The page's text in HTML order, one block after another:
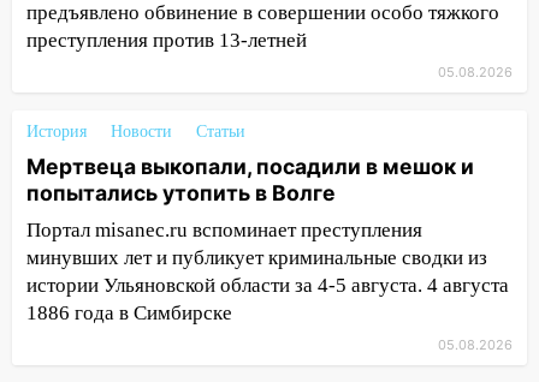
06:00
Мертвеца выкопали, посадили в
мешок и попытались утопить в Волге
опасный день августа: что ждет каждый
знак 5 августа
04.08.2026
23:27 Прокуратура проверяет
капремонт школы в посёлке Налейка
22:33 Прокуратура проверяет
спортивные объекты в Старой Майне
предъявлено обвинение в совершении особо тяжкого
преступления против 13-летней
05.08.2026
История Новости Статьи
Мертвеца выкопали, посадили в мешок и
попытались утопить в Волге
Портал misanec.ru вспоминает преступления
минувших лет и публикует криминальные сводки из
истории Ульяновской области за 4-5 августа. 4 августа
1886 года в Симбирске
05.08.2026